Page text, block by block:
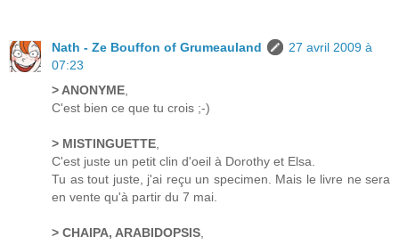
Nath - Ze Bouffon of Grumeauland
27 avril 2009 à
07:23
> ANONYME
C'est bien ce que tu crois ;-)
> MISTINGUETTE
C'est juste un petit clin d'oeil à Dorothy et Elsa.
Tu as tout juste, j'ai reçu un specimen. Mais le livre ne sera
en vente qu'à partir du 7 mai.
> CHAIPA, ARABIDOPSIS